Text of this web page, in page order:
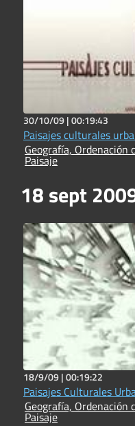
30/10/09 |00:19:43
Paisajes culturales
Geografía,
Paisaje
18 sept
18/9/09 |00:19:22
Paisajes Culturales
Geografía,
Paisaje